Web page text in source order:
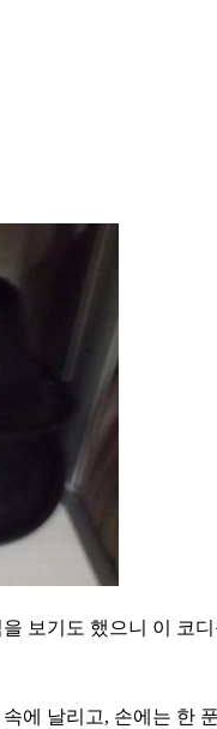
보기도 했으니 이 코
에 날리고, 손에는 한